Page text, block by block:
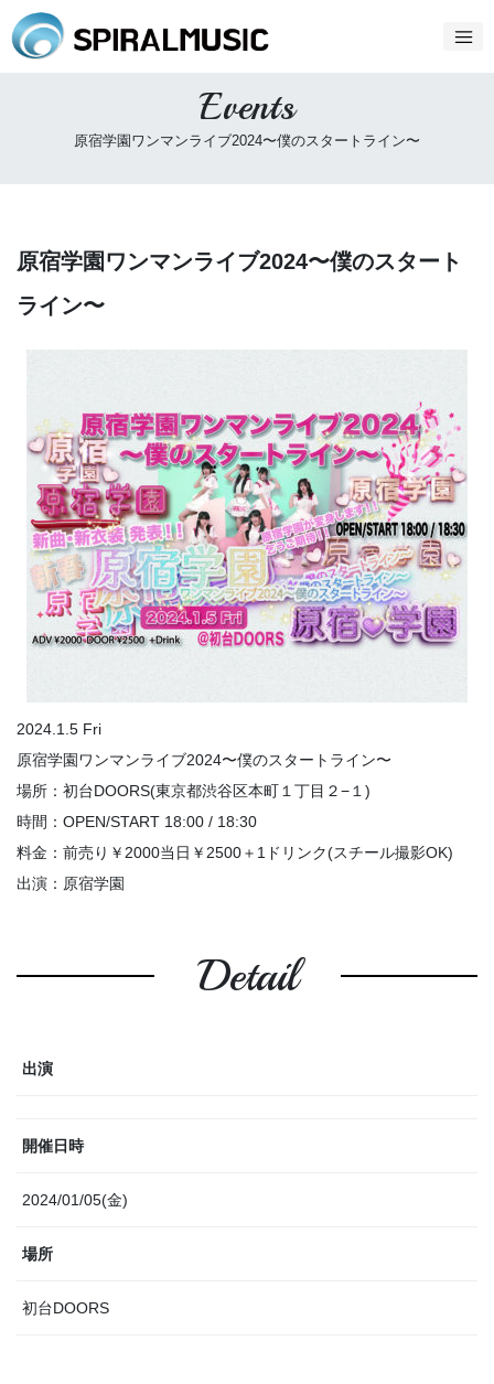
Events
原宿学園ワンマンライブ2024〜僕のスタートライン〜
原宿学園ワンマンライブ2024〜僕のスタート
ライン〜
2024.1.5 Fri
原宿学園ワンマンライブ2024〜僕のスタートライン〜
場所：初台DOORS(東京都渋谷区本町１丁目２−１)
時間：OPEN/START 18:00 / 18:30
料金：前売り￥2000当日￥2500＋1ドリンク(スチール撮影OK)
出演：原宿学園
Detail
出演
開催日時
2024/01/05(金)
場所
初台DOORS